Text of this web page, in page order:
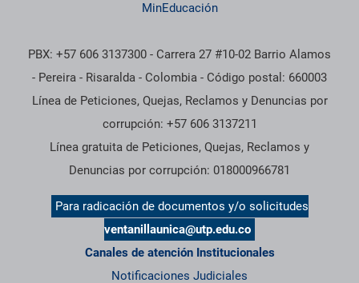
MinEducación
PBX: +57 606 3137300 - Carrera 27 #10-02 Barrio Alamos
- Pereira - Risaralda - Colombia - Código postal: 660003
Línea de Peticiones, Quejas, Reclamos y Denuncias por
corrupción: +57 606 3137211
Línea gratuita de Peticiones, Quejas, Reclamos y
Denuncias por corrupción: 018000966781
Para radicación de documentos y/o solicitudes
ventanillaunica@utp.edu.co
Canales de atención Institucionales
Notificaciones Judiciales